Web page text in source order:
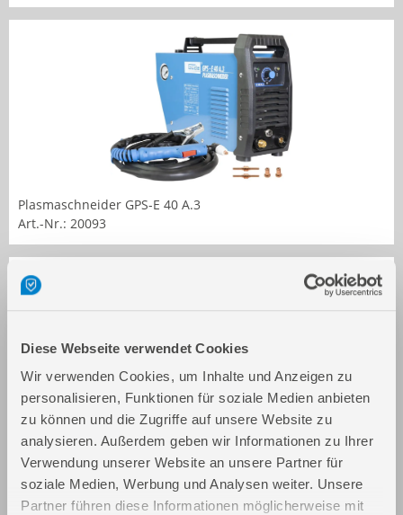
Diese Webseite verwendet Cookies
Wir verwenden Cookies, um Inhalte und Anzeigen zu
personalisieren, Funktionen für soziale Medien anbieten
zu können und die Zugriffe auf unsere Website zu
analysieren. Außerdem geben wir Informationen zu Ihrer
Verwendung unserer Website an unsere Partner für
soziale Medien, Werbung und Analysen weiter. Unsere
Partner führen diese Informationen möglicherweise mit
Plasmaschneider GPS-E 40 A.3
Art.-Nr.: 20093
Plasmaschneider GPS-K AirCut 40 AK
Art.-Nr.: 20095